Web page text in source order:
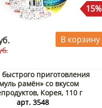
15%
В корзину
приготовления
рамён» со вкусом
Корея, 110 г
арт. 3548